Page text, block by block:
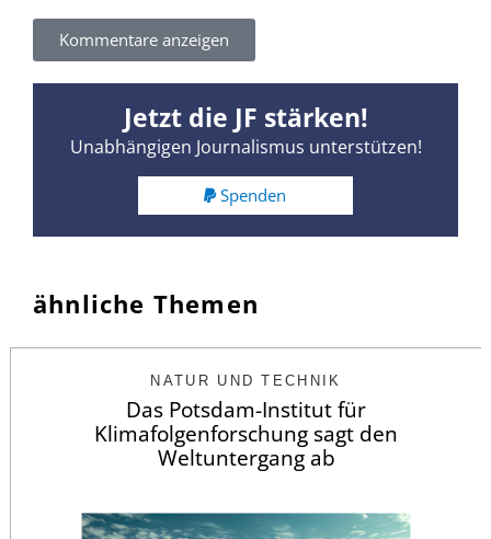
Kommentare anzeigen
Jetzt die JF stärken!
Unabhängigen Journalismus unterstützen!
Spenden
ähnliche Themen
NATUR UND TECHNIK
Das Potsdam-Institut für
Klimafolgenforschung sagt den
Weltuntergang ab